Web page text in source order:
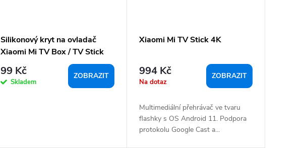
Silikonový kryt na ovladač
Xiaomi Mi TV Box / TV Stick
99 Kč
Skladem
ZOBRAZIT
Xiaomi Mi TV Stick 4K
994 Kč
Na dotaz
ZOBRAZIT
Multimediální přehrávač ve tvaru
flashky s OS Android 11. Podpora
protokolu Google Cast a...